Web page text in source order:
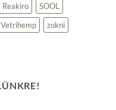
Reakiro
SOOL
Vetrihemp
zokni